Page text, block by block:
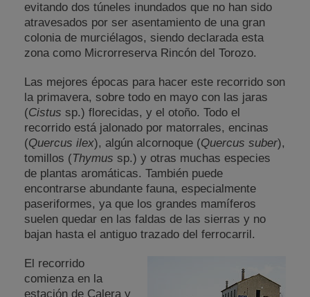
evitando dos túneles inundados que no han sido
atravesados por ser asentamiento de una gran
colonia de murciélagos, siendo declarada esta
zona como Microrreserva Rincón del Torozo.
Las mejores épocas para hacer este recorrido son
la primavera, sobre todo en mayo con las jaras
(Cistus sp.) florecidas, y el otoño. Todo el
recorrido está jalonado por matorrales, encinas
(Quercus ilex), algún alcornoque (Quercus suber),
tomillos (Thymus sp.) y otras muchas especies
de plantas aromáticas. También puede
encontrarse abundante fauna, especialmente
paseriformes, ya que los grandes mamíferos
suelen quedar en las faldas de las sierras y no
bajan hasta el antiguo trazado del ferrocarril.
El recorrido
comienza en la
estación de Calera y